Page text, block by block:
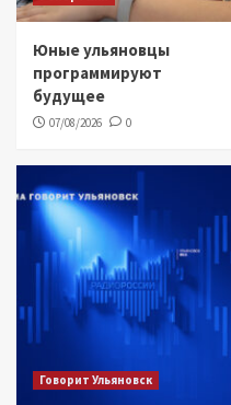
Юные ульяновцы
программируют
будущее
07/08/2026 0
Говорит Ульяновск